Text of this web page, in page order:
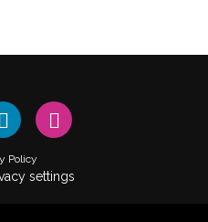
Policy
settings